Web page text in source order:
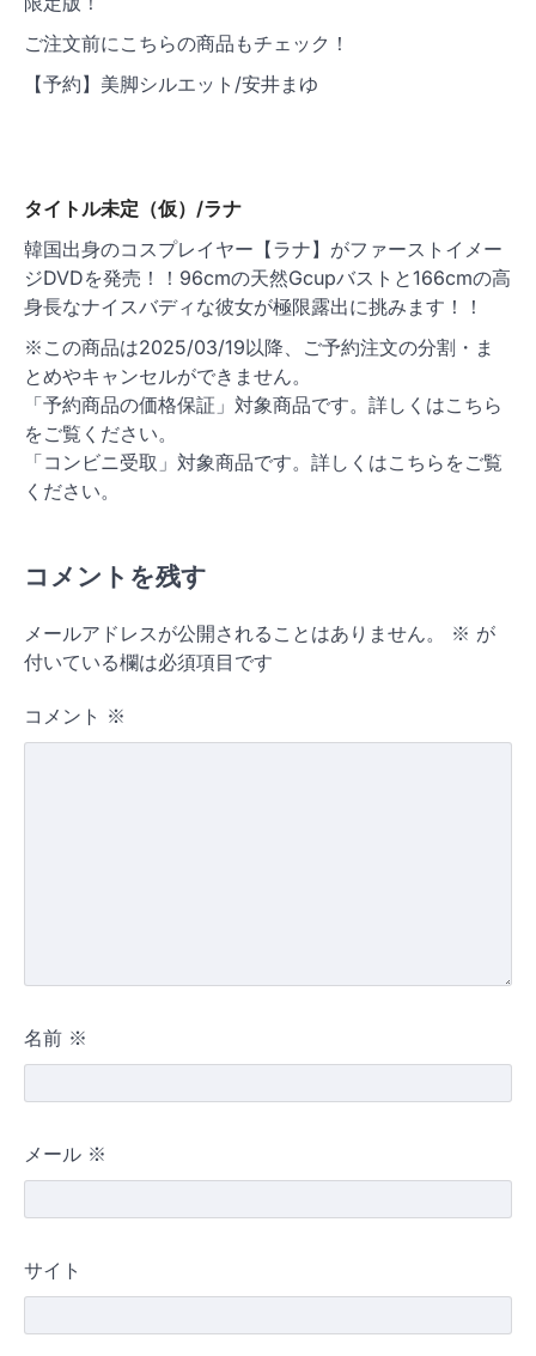
ご注文前にこちらの商品もチェック！
【予約】美脚シルエット/安井まゆ
タイトル未定（仮）/ラナ
韓国出身のコスプレイヤー【ラナ】がファーストイメー
ジDVDを発売！！96cmの天然Gcupバストと166cmの高
身長なナイスバディな彼女が極限露出に挑みます！！
※この商品は2025/03/19以降、ご予約注文の分割・ま
とめやキャンセルができません。
「予約商品の価格保証」対象商品です。詳しくはこちら
をご覧ください。
「コンビニ受取」対象商品です。詳しくはこちらをご覧
ください。
コメントを残す
メールアドレスが公開されることはありません。 ※ が
付いている欄は必須項目です
コメント ※
名前 ※
メール ※
サイト